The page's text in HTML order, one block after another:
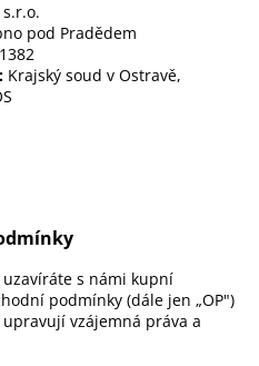
pod Pradědem
Krajský soud v Ostravě,
s námi kupní
podmínky (dále jen „OP")
vzájemná práva a